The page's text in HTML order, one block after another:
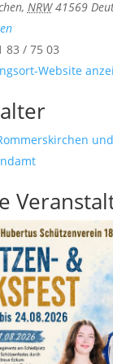
, NRW 41569
83 / 75 03
Website